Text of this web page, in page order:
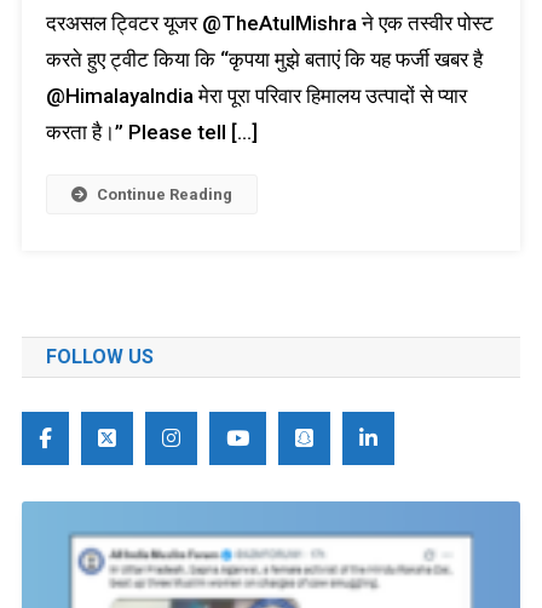
दरअसल ट्विटर यूजर @TheAtulMishra ने एक तस्वीर पोस्ट
करते हुए ट्वीट किया कि “कृपया मुझे बताएं कि यह फर्जी खबर है
@HimalayaIndia मेरा पूरा परिवार हिमालय उत्पादों से प्यार
करता है।” Please tell […]
Continue Reading
FOLLOW US